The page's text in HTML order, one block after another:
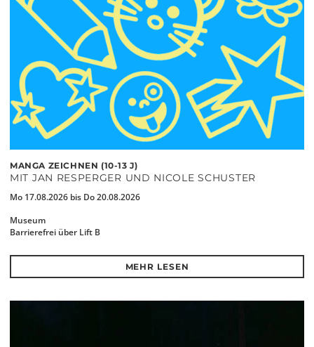
MANGA ZEICHNEN (10-13 J)
MIT JAN RESPERGER UND NICOLE SCHUSTER
Mo 17.08.2026 bis Do 20.08.2026
Museum
Barrierefrei über Lift B
MEHR LESEN